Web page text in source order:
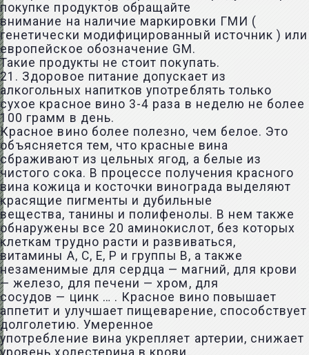
покупке продуктов обращайте
внимание на наличие маркировки ГМИ (
генетически модифицированный источник ) или
европейское обозначение GM.
Такие продукты не стоит покупать.
21. Здоровое питание допускает из
алкогольных напитков употреблять только
сухое красное вино 3-4 раза в неделю не более
100 грамм в день.
Красное вино более полезно, чем белое. Это
объясняется тем, что красные вина
сбраживают из цельных ягод, а белые из
чистого сока. В процессе получения красного
вина кожица и косточки винограда выделяют
красящие пигменты и дубильные
вещества, танины и полифенолы. В нем также
обнаружены все 20 аминокислот, без которых
клеткам трудно расти и развиваться,
витамины А, С, Е, Р и группы В, а также
незаменимые для сердца — магний, для крови
— железо, для печени — хром, для
сосудов — цинк … . Красное вино повышает
аппетит и улучшает пищеварение, способствует
долголетию. Умеренное
употребление вина укрепляет артерии, снижает
уровень холестерина в крови,